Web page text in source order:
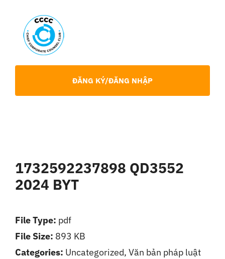
content
Chia Sẻ Chuyên Môn
Liên Hệ
ĐĂNG KÝ/ĐĂNG NHẬP
1732592237898 QD3552
2024 BYT
File Type: pdf
File Size: 893 KB
Categories: Uncategorized, Văn bản pháp luật